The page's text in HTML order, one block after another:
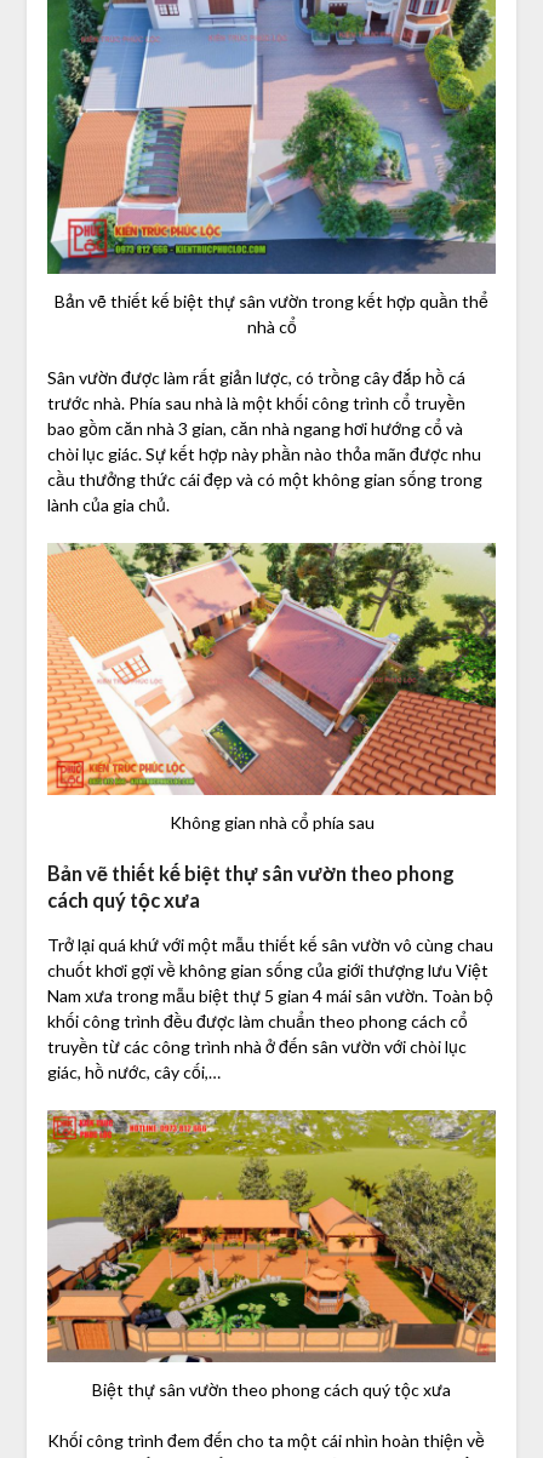
Bản vẽ thiết kế biệt thự sân vườn trong kết hợp quần thể
nhà cổ
Sân vườn được làm rất giản lược, có trồng cây đắp hồ cá
trước nhà. Phía sau nhà là một khối công trình cổ truyền
bao gồm căn nhà 3 gian, căn nhà ngang hơi hướng cổ và
chòi lục giác. Sự kết hợp này phần nào thỏa mãn được nhu
cầu thưởng thức cái đẹp và có một không gian sống trong
lành của gia chủ.
Không gian nhà cổ phía sau
Bản vẽ thiết kế biệt thự sân vườn theo phong
cách quý tộc xưa
Trở lại quá khứ với một mẫu thiết kế sân vườn vô cùng chau
chuốt khơi gợi về không gian sống của giới thượng lưu Việt
Nam xưa trong mẫu biệt thự 5 gian 4 mái sân vườn. Toàn bộ
khối công trình đều được làm chuẩn theo phong cách cổ
truyền từ các công trình nhà ở đến sân vườn với chòi lục
giác, hồ nước, cây cối,…
Biệt thự sân vườn theo phong cách quý tộc xưa
Khối công trình đem đến cho ta một cái nhìn hoàn thiện về